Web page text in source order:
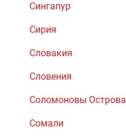
Сингапур
Сирия
Словакия
Словения
Соломоновы Острова
Сомали